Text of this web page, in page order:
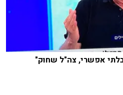
אפשרי, צה"ל שחוק"